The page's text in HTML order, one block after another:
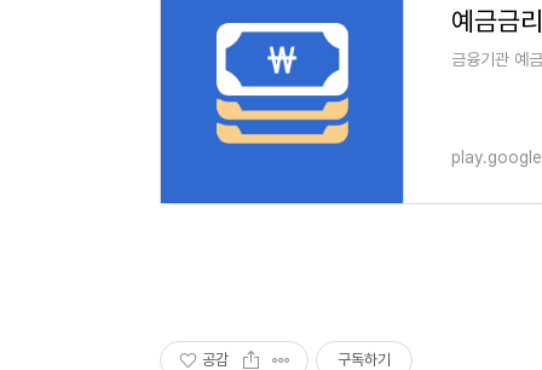
금융기관 예
공감 구독하기